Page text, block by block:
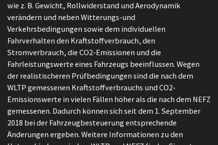
wie z. B. Gewicht, Rollwiderstand und Aerodynamik
verändern und neben Witterungs-und
Verkehrsbedingungen sowie dem individuellen
Fahrverhalten den Kraftstoffverbrauch, den
Stromverbrauch, die CO2-Emissionen und die
Fahrleistungswerte eines Fahrzeugs beeinflussen. Wegen
der realistischeren Prüfbedingungen sind die nach dem
WLTP gemessenen Kraftstoffverbrauchs und CO2-
Emissionswerte in vielen Fällen höher als die nach dem NEFZ
gemessenen. Dadurch können sich seit dem 1. September
2018 bei der Fahrzeugbesteuerung entsprechende
Änderungen ergeben. Weitere Informationen zu den